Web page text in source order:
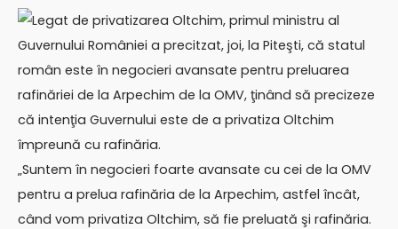
Legat de privatizarea Oltchim, primul ministru al
Guvernului României a precitzat, joi, la Piteşti, că statul
român este în negocieri avansate pentru preluarea
rafinăriei de la Arpechim de la OMV, ţinând să precizeze
că intenţia Guvernului este de a privatiza Oltchim
împreună cu rafinăria.
„Suntem în negocieri foarte avansate cu cei de la OMV
pentru a prelua rafinăria de la Arpechim, astfel încât,
când vom privatiza Oltchim, să fie preluată şi rafinăria.